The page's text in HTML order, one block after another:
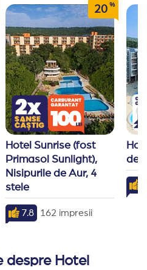
20 %
Hotel Sunrise (fost
Primasol Sunlight),
Nisipurile de Aur, 4
stele
7.8 162 impresii
de
despre Hotel